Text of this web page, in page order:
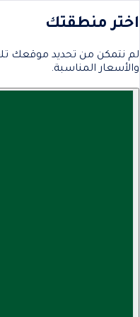
اختر منطقتك
لم نتمكن من تحديد موقعك
والأسعار المناسبة.